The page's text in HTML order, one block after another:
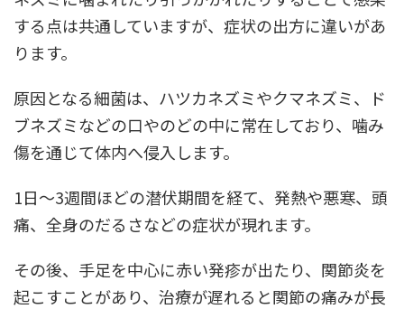
する点は共通していますが、症状の出方に違いがあ
ります。
原因となる細菌は、ハツカネズミやクマネズミ、ド
ブネズミなどの口やのどの中に常在しており、噛み
傷を通じて体内へ侵入します。
1日〜3週間ほどの潜伏期間を経て、発熱や悪寒、頭
痛、全身のだるさなどの症状が現れます。
その後、手足を中心に赤い発疹が出たり、関節炎を
起こすことがあり、治療が遅れると関節の痛みが長